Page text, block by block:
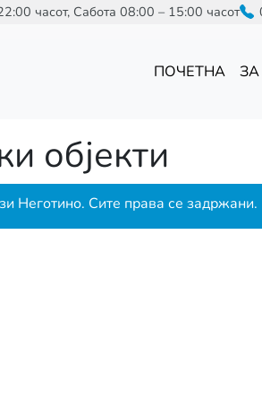
часот, Сабота 08:00 – 15:00 часот
ПОЧЕТНА
објекти
Неготино. Сите права се задржани.